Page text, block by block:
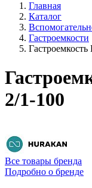
Главная
Каталог
Гастроемкости
2/1-100
Все товары бренда
Подробно о бренде